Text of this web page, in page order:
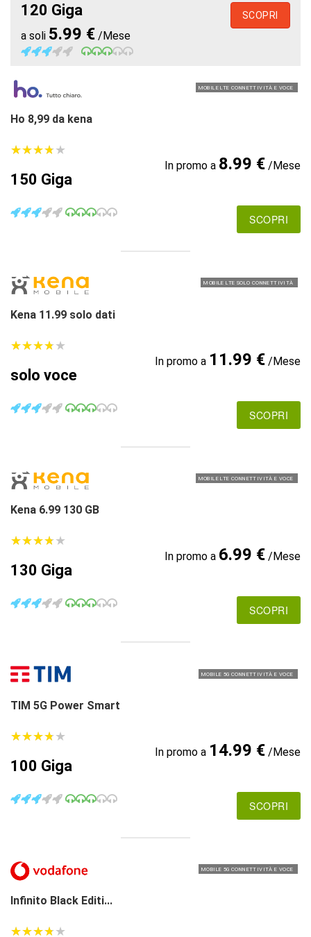
120 Giga
a soli 5.99 € /Mese
SCOPRI
MOBILE LTE CONNETTIVITÀ E VOCE
Ho 8,99 da kena
★★★★★
★★★★★
150 Giga
In promo a 8.99 €/Mese
SCOPRI
MOBILE LTE SOLO CONNETTIVITÀ
Kena 11.99 solo dati
★★★★★
★★★★★
solo voce
In promo a 11.99 €/Mese
SCOPRI
MOBILE LTE CONNETTIVITÀ E VOCE
Kena 6.99 130 GB
★★★★★
★★★★★
130 Giga
In promo a 6.99 €/Mese
SCOPRI
MOBILE 5G CONNETTIVITÀ E VOCE
TIM 5G Power Smart
★★★★★
★★★★★
100 Giga
In promo a 14.99 €/Mese
SCOPRI
MOBILE 5G CONNETTIVITÀ E VOCE
Infinito Black Editi...
★★★★★
★★★★★